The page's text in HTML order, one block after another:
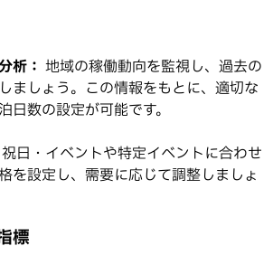
析： 地域の稼働動向を監視し、過去の
ましょう。この情報をもとに、適切な
日数の設定が可能です。
祝日・イベントや特定イベントに合わせ
を設定し、需要に応じて調整しましょ
標